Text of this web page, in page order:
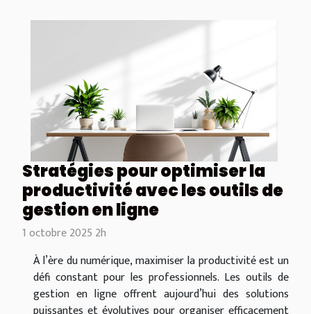
Stratégies pour optimiser la
productivité avec les outils de
gestion en ligne
1 octobre 2025 2h
À l’ère du numérique, maximiser la productivité est un
défi constant pour les professionnels. Les outils de
gestion en ligne offrent aujourd’hui des solutions